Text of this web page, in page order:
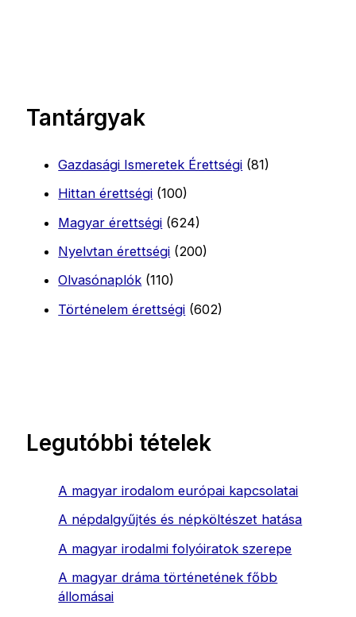
Tantárgyak
Gazdasági Ismeretek Érettségi (81)
Hittan érettségi (100)
Magyar érettségi (624)
Nyelvtan érettségi (200)
Olvasónaplók (110)
Történelem érettségi (602)
Legutóbbi tételek
A magyar irodalom európai kapcsolatai
A népdalgyűjtés és népköltészet hatása
A magyar irodalmi folyóiratok szerepe
A magyar dráma történetének főbb
állomásai